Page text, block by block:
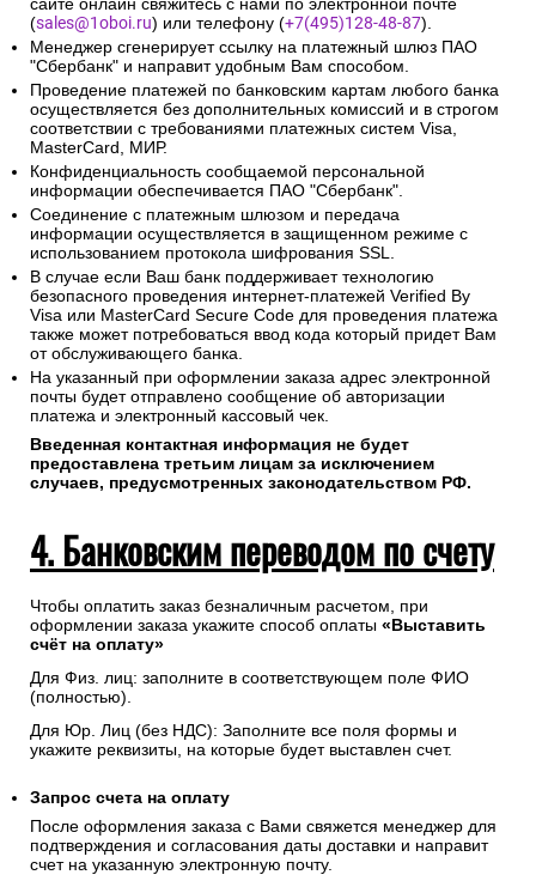
сайте онлайн свяжитесь с нами по электронной почте
(sales@1oboi.ru) или телефону (+7(495)128-48-87).
Менеджер сгенерирует ссылку на платежный шлюз ПАО
"Сбербанк" и направит удобным Вам способом.
Проведение платежей по банковским картам любого банка
осуществляется без дополнительных комиссий и в строгом
соответствии с требованиями платежных систем Visa,
MasterCard, МИР.
Конфиденциальность сообщаемой персональной
информации обеспечивается ПАО "Сбербанк".
Соединение с платежным шлюзом и передача
информации осуществляется в защищенном режиме с
использованием протокола шифрования SSL.
В случае если Ваш банк поддерживает технологию
безопасного проведения интернет-платежей Verified By
Visa или MasterCard Secure Code для проведения платежа
также может потребоваться ввод кода который придет Вам
от обслуживающего банка.
На указанный при оформлении заказа адрес электронной
почты будет отправлено сообщение об авторизации
платежа и электронный кассовый чек.
Введенная контактная информация не будет
предоставлена третьим лицам за исключением
случаев, предусмотренных законодательством РФ.
4. Банковским переводом по счету
Чтобы оплатить заказ безналичным расчетом, при
оформлении заказа укажите способ оплаты «Выставить
счёт на оплату»
Для Физ. лиц: заполните в соответствующем поле ФИО
(полностью).
Для Юр. Лиц (без НДС): Заполните все поля формы и
укажите реквизиты, на которые будет выставлен счет.
Запрос счета на оплату
После оформления заказа с Вами свяжется менеджер для
подтверждения и согласования даты доставки и направит
счет на указанную электронную почту.